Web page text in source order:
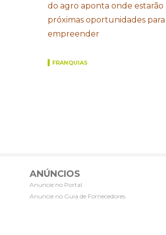
do agro aponta onde estarão
próximas oportunidades para
empreender
FRANQUIAS
ANÚNCIOS
Anuncie no Portal
Anuncie no Guia de Fornecedores